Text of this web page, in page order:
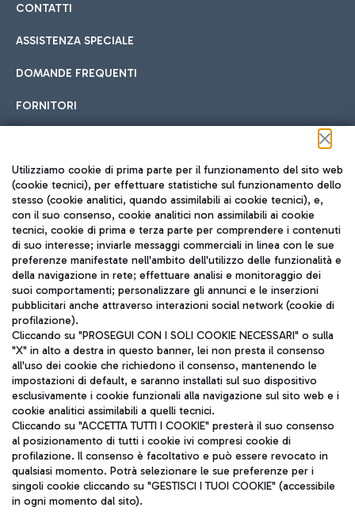
CONTATTI
ASSISTENZA SPECIALE
DOMANDE FREQUENTI
FORNITORI
Seguici sui social
TRAVEL JOURNAL
ITA
Aeroporti di Roma S.p.A. - Società soggetta a direzione e
coordinamento di Mundys S.p.A.
Codice fiscale e Registro delle Imprese di Roma 13032990155 P.
IVA 06572251004
Capitale sociale 62.224.743,00 int. vers.
Sede legale: Via Pier Paolo Racchetti 1 - 00054 Fiumicino (RM)
telefono +39 06 65951
Utilizziamo cookie di prima parte per il funzionamento del sito web
(cookie tecnici), per effettuare statistiche sul funzionamento dello
stesso (cookie analitici, quando assimilabili ai cookie tecnici), e,
con il suo consenso, cookie analitici non assimilabili ai cookie
tecnici, cookie di prima e terza parte per comprendere i contenuti
di suo interesse; inviarle messaggi commerciali in linea con le sue
preferenze manifestate nell'ambito dell'utilizzo delle funzionalità e
della navigazione in rete; effettuare analisi e monitoraggio dei
suoi comportamenti; personalizzare gli annunci e le inserzioni
pubblicitari anche attraverso interazioni social network (cookie di
profilazione).
Cliccando su "PROSEGUI CON I SOLI COOKIE NECESSARI" o sulla
"X" in alto a destra in questo banner, lei non presta il consenso
all'uso dei cookie che richiedono il consenso, mantenendo le
impostazioni di default, e saranno installati sul suo dispositivo
esclusivamente i cookie funzionali alla navigazione sul sito web e i
cookie analitici assimilabili a quelli tecnici.
Cliccando su "ACCETTA TUTTI I COOKIE" presterà il suo consenso
al posizionamento di tutti i cookie ivi compresi cookie di
profilazione. Il consenso è facoltativo e può essere revocato in
qualsiasi momento. Potrà selezionare le sue preferenze per i
singoli cookie cliccando su "GESTISCI I TUOI COOKIE" (accessibile
in ogni momento dal sito).